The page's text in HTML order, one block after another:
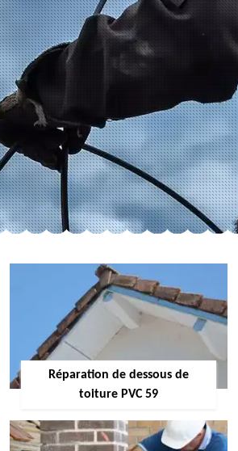
Réparation de dessous de
toiture PVC 59